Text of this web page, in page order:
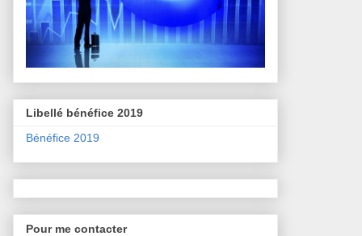
Libellé bénéfice 2019
Bénéfice 2019
Pour me contacter